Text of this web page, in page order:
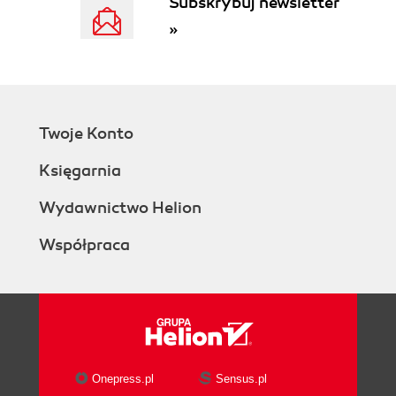
»
Twoje Konto
Księgarnia
Wydawnictwo Helion
Współpraca
Onepress.pl Sensus.pl